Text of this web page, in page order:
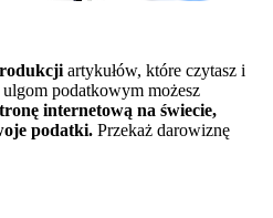
artykułów, które czytasz i
podatkowym możesz
internetową na świecie,
podatki. Przekaż darowiznę